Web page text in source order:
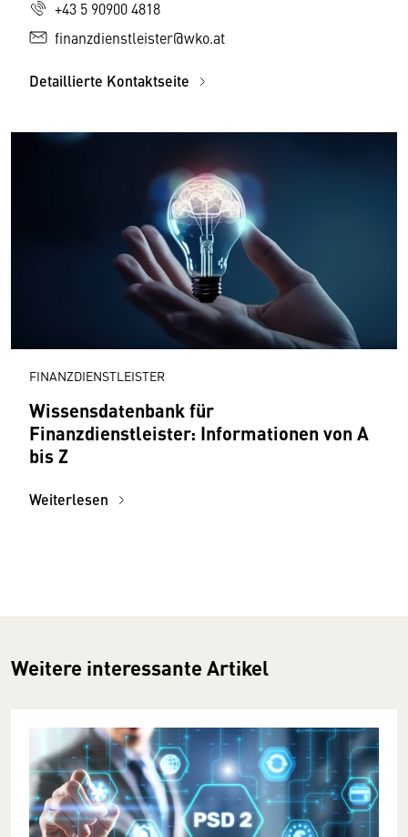
+43 5 90900 4818
finanzdienstleister@wko.at
Detaillierte Kontaktseite
FINANZDIENSTLEISTER
Wissensdatenbank für
Finanzdienstleister: Informationen von A
bis Z
Weiterlesen
Weitere interessante Artikel